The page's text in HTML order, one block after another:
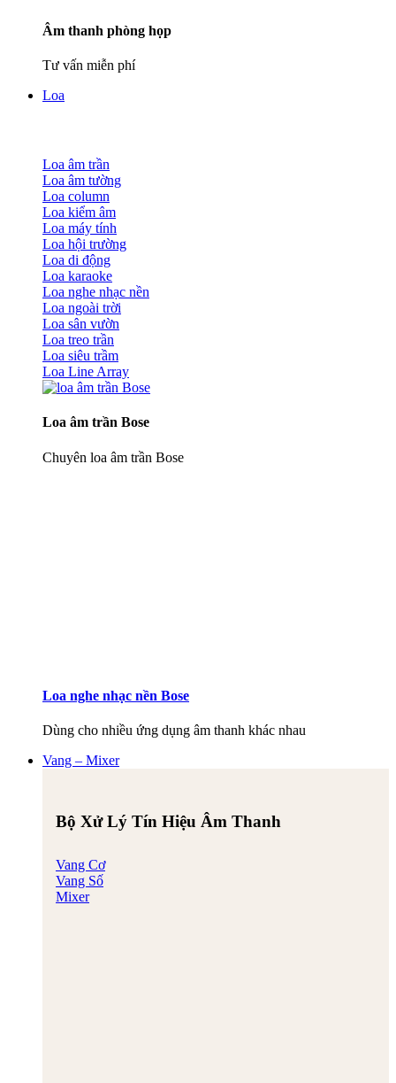
Âm thanh phòng họp
Tư vấn miễn phí
Loa
Loa âm trần
Loa âm tường
Loa column
Loa kiểm âm
Loa máy tính
Loa hội trường
Loa di động
Loa karaoke
Loa nghe nhạc nền
Loa ngoài trời
Loa sân vườn
Loa treo trần
Loa siêu trầm
Loa Line Array
Loa âm trần Bose
Chuyên loa âm trần Bose
Loa nghe nhạc nền Bose
Dùng cho nhiều ứng dụng âm thanh khác nhau
Vang – Mixer
Bộ Xử Lý Tín Hiệu Âm Thanh
Vang Cơ
Vang Số
Mixer